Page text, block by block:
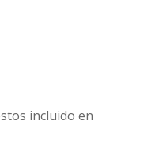
incluido en